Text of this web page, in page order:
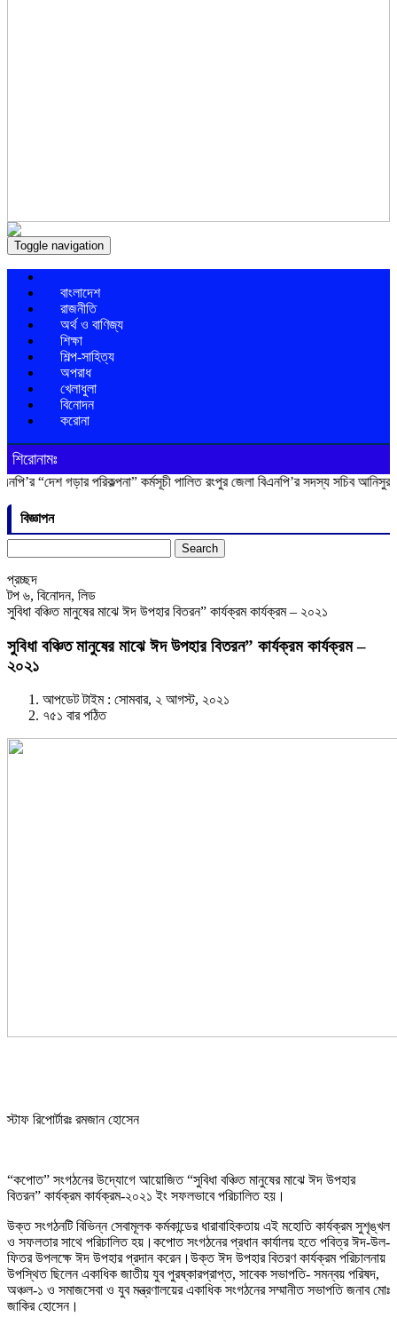
Toggle navigation
বাংলাদেশ
রাজনীতি
অর্থ ও বাণিজ্য
শিক্ষা
শিল্প-সাহিত্য
অপরাধ
খেলাধুলা
বিনোদন
করোনা
শিরোনামঃ
গড়ার পরিকল্পনা” কর্মসূচী পালিত রংপুর জেলা বিএনপি’র সদস্য সচিব আনিসুর রহমান
বিজ্ঞাপন
for:
প্রচ্ছদ
টপ ৬, বিনোদন, লিড
সুবিধা বঞ্চিত মানুষের মাঝে ঈদ উপহার বিতরন” কার্যক্রম কার্যক্রম – ২০২১
সুবিধা বঞ্চিত মানুষের মাঝে ঈদ উপহার বিতরন” কার্যক্রম কার্যক্রম –
২০২১
আপডেট টাইম : সোমবার, ২ আগস্ট, ২০২১
৭৫১ বার পঠিত
স্টাফ রিপোর্টারঃ রমজান হোসেন
“কপোত” সংগঠনের উদ্যোগে আয়োজিত “সুবিধা বঞ্চিত মানুষের মাঝে ঈদ উপহার
বিতরন” কার্যক্রম কার্যক্রম-২০২১ ইং সফলভাবে পরিচালিত হয়।
উক্ত সংগঠনটি বিভিন্ন সেবামূলক কর্মকান্ডের ধারাবাহিকতায় এই মহোতি কার্যক্রম সুশৃঙ্খল
ও সফলতার সাথে পরিচালিত হয়।কপোত সংগঠনের প্রধান কার্যালয় হতে পবিত্র ঈদ-উল-
ফিতর উপলক্ষে ঈদ উপহার প্রদান করেন।উক্ত ঈদ উপহার বিতরণ কার্যক্রম পরিচালনায়
উপস্থিত ছিলেন একাধিক জাতীয় যুব পুরষ্কারপ্রাপ্ত, সাবেক সভাপতি- সমন্বয় পরিষদ,
অঞ্চল-১ ও সমাজসেবা ও যুব মন্ত্রণালয়ের একাধিক সংগঠনের সম্মানীত সভাপতি জনাব মোঃ
জাকির হোসেন।